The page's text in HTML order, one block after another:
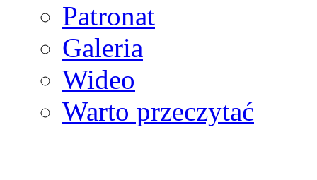
Patronat
Galeria
Wideo
Warto przeczytać